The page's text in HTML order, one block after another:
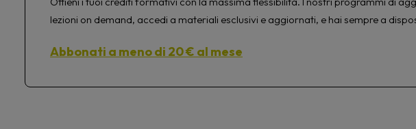
lezioni on demand, accedi a materiali esclusivi e aggiornati, e hai sempre a
Abbonati a meno di 20 € al mese